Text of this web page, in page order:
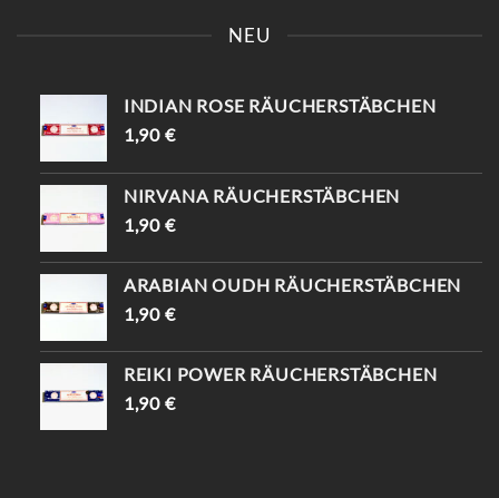
UF DICH (MIT „
INSTAGRAM“) 😉
#VINTAGESHOPVIENNA #
VINTAGEWIEN #
VINTAGESTOREVIENNA #
INTISHOPVIENNA #
ETHNOSTYLE
UND BEKOMMST -10%😍
📍KAISERSTRASSE 8, 1070 W
NEU
INDIAN ROSE RÄUCHERSTÄBCHEN
1,90 €
NIRVANA RÄUCHERSTÄBCHEN
1,90 €
ARABIAN OUDH RÄUCHERSTÄBCHEN
1,90 €
REIKI POWER RÄUCHERSTÄBCHEN
1,90 €